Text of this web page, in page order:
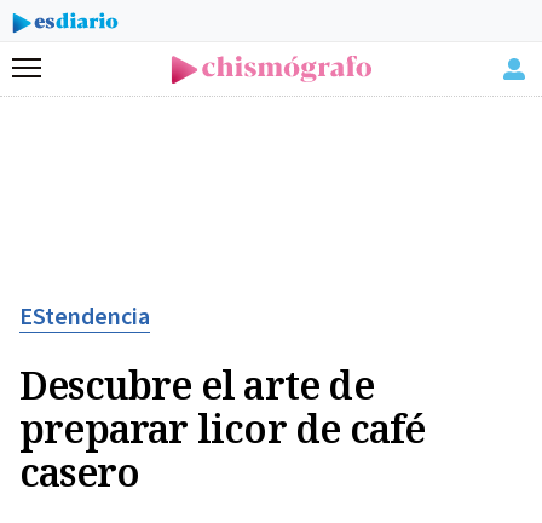
Menú
EStendencia
Descubre el arte de
preparar licor de café
casero